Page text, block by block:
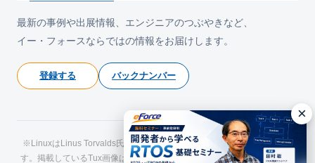
最新の事例や出展情報、エンジニアのつぶやきなど、
イー・フォースならではの情報をお届けします。
登録する バックナンバー
※LinuxはLinus Torvalds氏の日本およびその他の国における登録商標で
す。掲載しているTux画像はLarry Ewing氏およびThe GIMPによるもので
×